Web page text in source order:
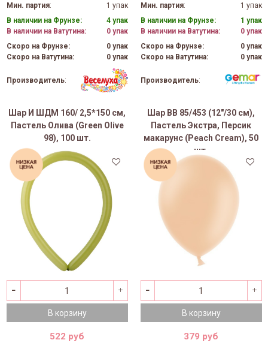
Мин. партия:
1 упак
В наличии на Фрунзе:
4 упак
В наличии на Ватутина:
0 упак
Скоро на Фрунзе:
0 упак
Скоро на Ватутина:
0 упак
Производитель:
Мин. партия:
1 упак
В наличии на Фрунзе:
1 упак
В наличии на Ватутина:
0 упак
Скоро на Фрунзе:
0 упак
Скоро на Ватутина:
0 упак
Производитель:
Шар И ШДМ 160/ 2,5*150 см,
Пастель Олива (Green Olive
98), 100 шт.
В корзину
522 руб
Шар ВВ 85/453 (12"/30 см),
Пастель Экстра, Персик
макарунс (Peach Cream), 50
шт.
В корзину
379 руб